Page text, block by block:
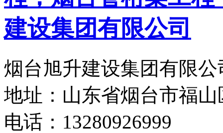
烟台旭升建设集团有限
地址：山东省烟台市福
电话：13280926999